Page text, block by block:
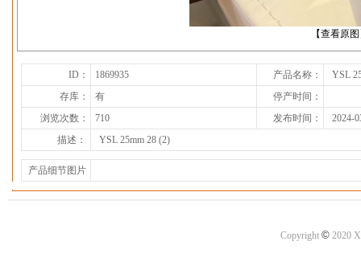
【查看原
ID： 1869935 产品名称：
YSL
存库：
有
停产时间：
浏览次数：
710 发布时间：
2024-
描述：
YSL 25mm 28 (2)
产品细节图片
Copyright ©2020